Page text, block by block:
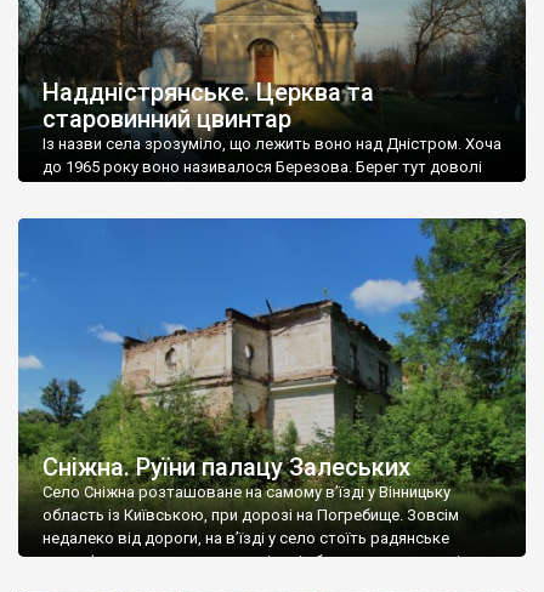
Наддністрянське. Церква та
старовинний цвинтар
Із назви села зрозуміло, що лежить воно над Дністром. Хоча
до 1965 року воно називалося Березова. Берег тут доволі
Наддністрянське відрізняється від більшості навколишніх
сіл. У селі є мурована Михайлівська церква. Точної дати […]
Сніжна. Руїни палацу Залеських
Село Сніжна розташоване на самому в’їзді у Вінницьку
область із Київською, при дорозі на Погребище. Зовсім
недалеко від дороги, на в’їзді у село стоїть радянське
рельєфне пано, яке показує жінку і яблуню, а трохи далі, десь